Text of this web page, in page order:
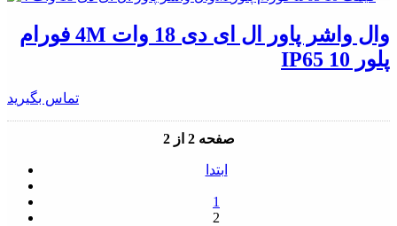
وال واشر پاور ال ای دی 18 وات 4M فورام
پلور IP65 10
تماس بگیرید
صفحه 2 از 2
ابتدا
1
2